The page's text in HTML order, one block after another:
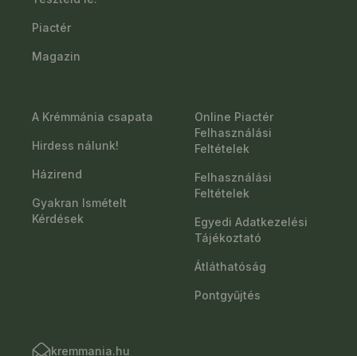
Piactér
Magazin
A Krémmánia csapata
Hirdess nálunk!
Házirend
Gyakran Ismételt
Kérdések
Online Piactér
Felhasználási
Feltételek
Felhasználási
Feltételek
Egyedi Adatkezelési
Tájékoztató
Átláthatóság
Pontgyűjtés
kremmania.hu